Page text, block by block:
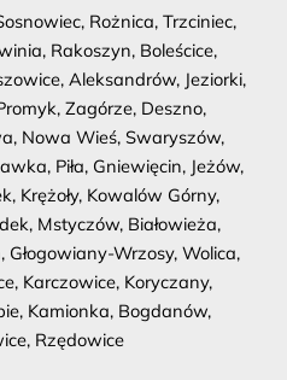
Rożnica, Trzciniec,
Rakoszyn, Boleścice,
Aleksandrów, Jeziorki,
Zagórze, Deszno,
Nowa Wieś, Swaryszów,
Piła, Gniewięcin, Jeżów,
Krężoły, Kowalów Górny,
Mstyczów, Białowieża,
Głogowiany-Wrzosy, Wolica,
Karczowice, Koryczany,
Kamionka, Bogdanów,
Rzędowice